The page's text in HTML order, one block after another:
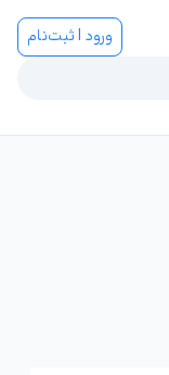
ورود | ثبت‌نام